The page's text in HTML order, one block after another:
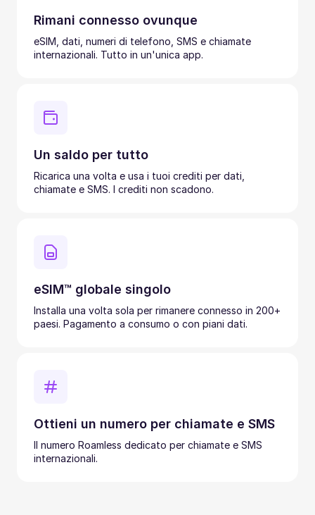
Rimani connesso ovunque
eSIM, dati, numeri di telefono, SMS e chiamate
internazionali. Tutto in un'unica app.
Un saldo per tutto
Ricarica una volta e usa i tuoi crediti per dati,
chiamate e SMS. I crediti non scadono.
eSIM™ globale singolo
Installa una volta sola per rimanere connesso in 200+
paesi. Pagamento a consumo o con piani dati.
Ottieni un numero per chiamate e SMS
Il numero Roamless dedicato per chiamate e SMS
internazionali.